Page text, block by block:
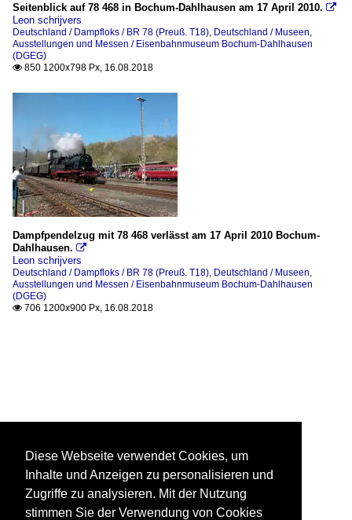
Seitenblick auf 78 468 in Bochum-Dahlhausen am 17 April 2010. 
Leon schrijvers
Deutschland / Dampfloks / BR 78 (Preuß. T18), Deutschland / Museen,
Ausstellungen und Messen / Eisenbahnmuseum Bochum-Dahlhausen
(DGEG)
 850 1200x798 Px, 16.08.2018
Dampfpendelzug mit 78 468 verlässt am 17 April 2010 Bochum-
Dahlhausen. 
Leon schrijvers
Deutschland / Dampfloks / BR 78 (Preuß. T18), Deutschland / Museen,
Ausstellungen und Messen / Eisenbahnmuseum Bochum-Dahlhausen
(DGEG)
 706 1200x900 Px, 16.08.2018
Diese Webseite verwendet Cookies, um
Inhalte und Anzeigen zu personalisieren und
Zugriffe zu analysieren. Mit der Nutzung
stimmen Sie der Verwendung von Cookies